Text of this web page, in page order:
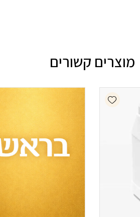
מוצרים קשורים
Add wishlist